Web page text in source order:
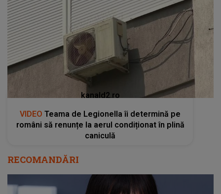
kanald2.ro
VIDEOTeama de Legionella îi determină pe
români să renunțe la aerul condiționat în plină
caniculă
RECOMANDĂRI